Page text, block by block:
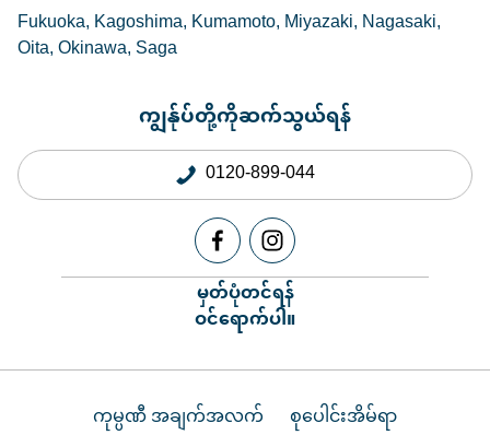
Fukuoka Kagoshima Kumamoto Miyazaki Nagasaki
Oita Okinawa Saga
ကျွန်ုပ်တို့ကိုဆက်သွယ်ရန်
0120-899-044
မှတ်ပုံတင်ရန်
ဝင်ရောက်ပါ။
ကုမ္ပဏီ အချက်အလက်
စုပေါင်းအိမ်ရာ